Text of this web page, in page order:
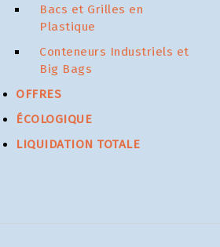
Bacs et Grilles en
Plastique
Conteneurs Industriels et
Big Bags
OFFRES
ÉCOLOGIQUE
LIQUIDATION TOTALE